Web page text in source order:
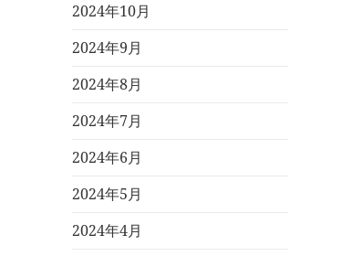
2024年10月
2024年9月
2024年8月
2024年7月
2024年6月
2024年5月
2024年4月